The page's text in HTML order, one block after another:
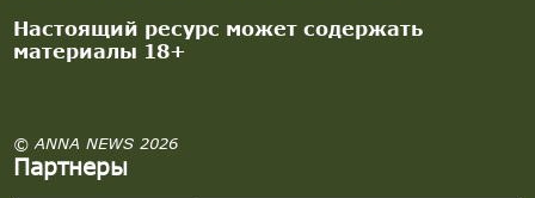
Настоящий ресурс может содержать
материалы 18+
© ANNA NEWS 2026
Партнеры